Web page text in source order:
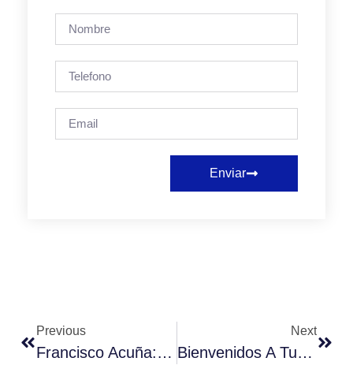
Enviar
Previous
Francisco Acuña: Un Profesional Comprometido Con El Bienestar Social
Next
Bienvenidos A Tu Universidad.